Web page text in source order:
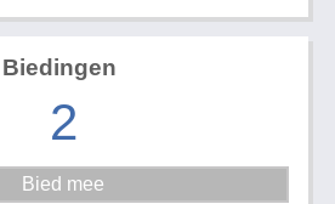
Biedingen
2